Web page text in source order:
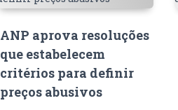
ANP aprova resoluções
que estabelecem
critérios para definir
preços abusivos